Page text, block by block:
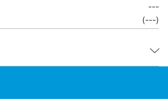
---
(---)